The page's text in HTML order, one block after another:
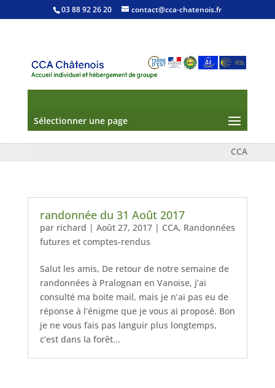
03 88 92 26 20 contact@cca-chatenois.fr
Sélectionner une page
CCA
randonnée du 31 Août 2017
par richard | Août 27, 2017| CCA, Randonnées
futures et comptes-rendus
Salut les amis, De retour de notre semaine de
randonnées à Pralognan en Vanoise, j’ai
consulté ma boite mail, mais je n’ai pas eu de
réponse à l’énigme que je vous ai proposé. Bon
je ne vous fais pas languir plus longtemps,
c’est dans la forêt...